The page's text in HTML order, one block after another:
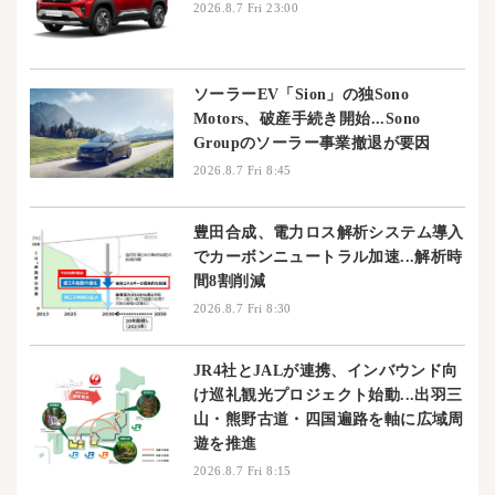
2026.8.7 Fri 23:00
ソーラーEV「Sion」の独Sono
Motors、破産手続き開始...Sono
Groupのソーラー事業撤退が要因
2026.8.7 Fri 8:45
豊田合成、電力ロス解析システム導入
でカーボンニュートラル加速...解析時
間8割削減
2026.8.7 Fri 8:30
JR4社とJALが連携、インバウンド向
け巡礼観光プロジェクト始動...出羽三
山・熊野古道・四国遍路を軸に広域周
遊を推進
2026.8.7 Fri 8:15